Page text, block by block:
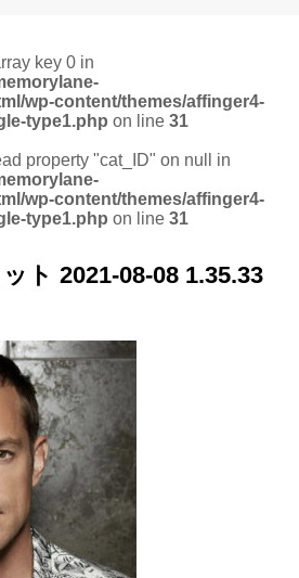
key 0 in
wp-content/themes/affinger4-
type1.php on line 31
property "cat_ID" on null in
wp-content/themes/affinger4-
type1.php on line 31
ト 2021-08-08 1.35.33